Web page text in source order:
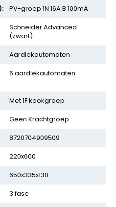
PV-groep 1N 16A B 100mA
Schneider Advanced
(zwart)
Aardlekautomaten
6 aardlekautomaten
Met 1F kookgroep
Geen Krachtgroep
8720704909509
220x600
650x335x130
3 fase